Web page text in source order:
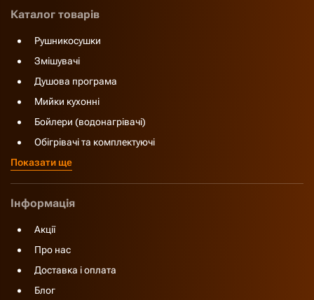
Каталог товарів
Рушникосушки
Змішувачі
Душова програма
Мийки кухонні
Бойлери (водонагрівачі)
Обігрівачі та комплектуючі
Показати ще
Інформація
Акції
Про нас
Доставка і оплата
Блог